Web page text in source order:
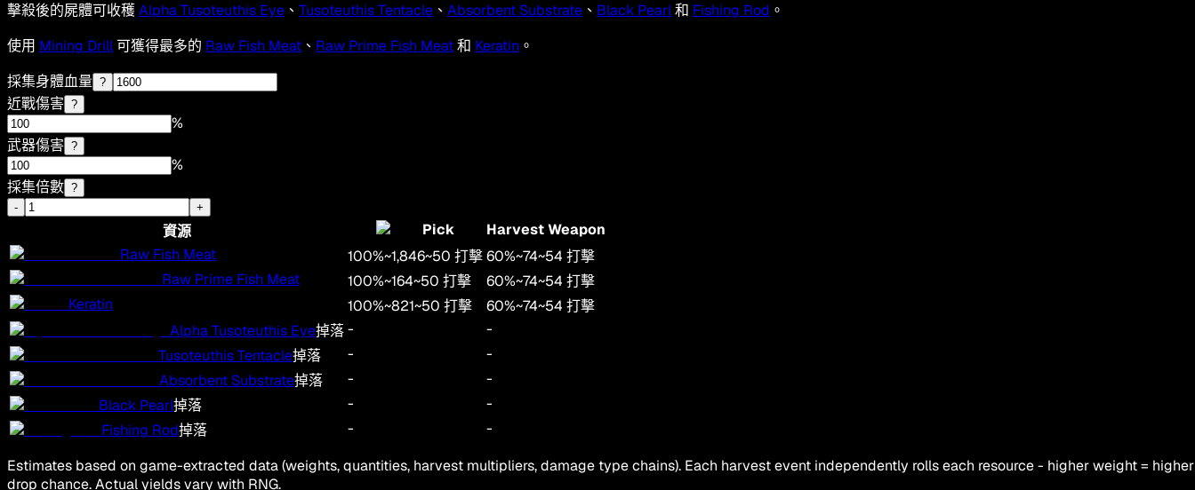
擊殺後的屍體可收穫Alpha Tusoteuthis Eye 、 Tusoteuthis Tentacle 、 Absorbent Substrate 、 Black Pearl和 Fishing Rod 。
使用 Mining Drill可獲得最多的 Raw Fish Meat 、 Raw Prime Fish Meat和 Keratin 。
採集身體血量 ?
近戰傷害 ?
%
武器傷害 ?
%
採集倍數 ?
-
+
資源 Pick
Harvest Weapon
Raw Fish Meat
100%~1,846~50 打擊60%~74~54 打擊
Raw Prime Fish Meat
100%~164~50 打擊 60%~74~54 打擊
Keratin
100%~821~50 打擊 60%~74~54 打擊
Alpha Tusoteuthis Eye掉落-
-
Tusoteuthis Tentacle掉落 -
-
Absorbent Substrate掉落 -
-
Black Pearl掉落 -
-
Fishing Rod掉落 -
-
Estimates based on game-extracted data (weights, quantities, harvest multipliers, damage type chains). Each harvest event independently rolls each resource - higher weight = higher
drop chance. Actual yields vary with RNG.